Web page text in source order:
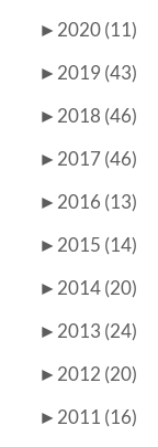
► 2020 (11)
► 2019 (43)
► 2018 (46)
► 2017 (46)
► 2016 (13)
► 2015 (14)
► 2014 (20)
► 2013 (24)
► 2012 (20)
► 2011 (16)